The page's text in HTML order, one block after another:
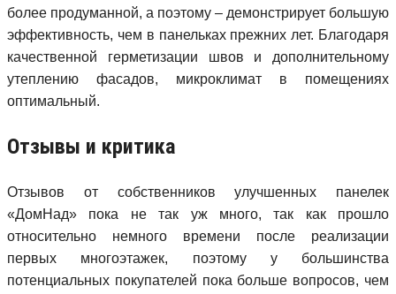
более продуманной, а поэтому – демонстрирует большую
эффективность, чем в панельках прежних лет. Благодаря
качественной герметизации швов и дополнительному
утеплению фасадов, микроклимат в помещениях
оптимальный.
Отзывы и критика
Отзывов от собственников улучшенных панелек
«ДомНад» пока не так уж много, так как прошло
относительно немного времени после реализации
первых многоэтажек, поэтому у большинства
потенциальных покупателей пока больше вопросов, чем